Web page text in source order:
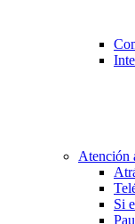
Atención
Si